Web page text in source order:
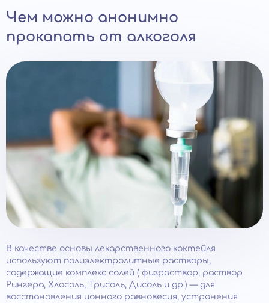
Чем можно анонимно
прокапать от алкоголя
В качестве основы лекарственного коктейля
используют полиэлектролитные растворы,
содержащие комплекс солей ( физраствор, раствор
Рингера, Хлосоль, Трисоль, Дисоль и др.) — для
восстановления ионного равновесия, устранения